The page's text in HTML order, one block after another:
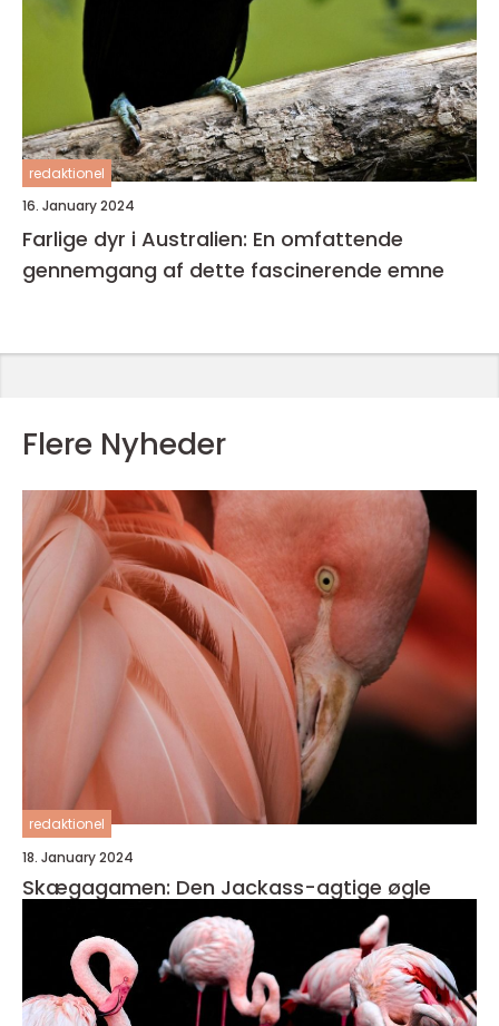
redaktionel
16. January 2024
Farlige dyr i Australien: En omfattende
gennemgang af dette fascinerende emne
Flere Nyheder
redaktionel
18. January 2024
Skægagamen: Den Jackass-agtige øgle